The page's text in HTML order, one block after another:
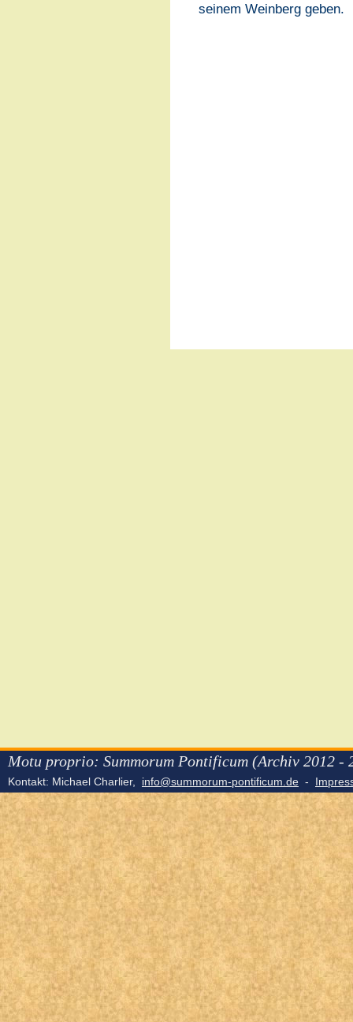
seinem Weinberg geben.
Motu proprio: Summorum Pontificum (Archiv 2012 -
Kontakt: Michael Charlier, info@summorum-pontificum.de -